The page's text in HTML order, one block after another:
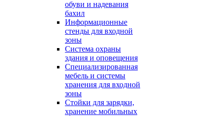
обуви и надевания
бахил
Информационные
стенды для входной
зоны
Система охраны
здания и оповещения
Специализированная
мебель и системы
хранения для входной
зоны
Стойки для зарядки,
хранение мобильных